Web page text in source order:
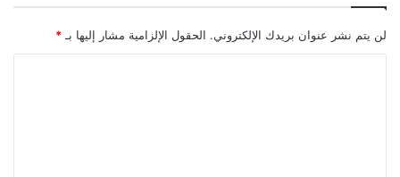
لن يتم نشر عنوان بريدك الإلكتروني. الحقول الإلزامية مشار إليها بـ *